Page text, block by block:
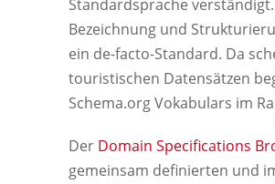
Standardsprache
Bezeichnung und
ein de-facto-Standard. Da
touristischen Datensätzen
Schema.org Vokabulars im
Der Domain Specifications
gemeinsam definierten und